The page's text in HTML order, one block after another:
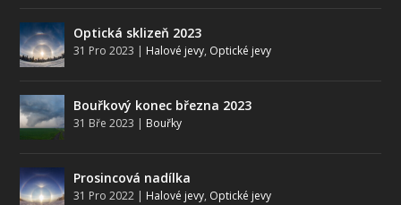
Optická sklizeň 2023
31 Pro 2023 | Halové jevy, Optické jevy
Bouřkový konec března 2023
31 Bře 2023 | Bouřky
Prosincová nadílka
31 Pro 2022 | Halové jevy, Optické jevy